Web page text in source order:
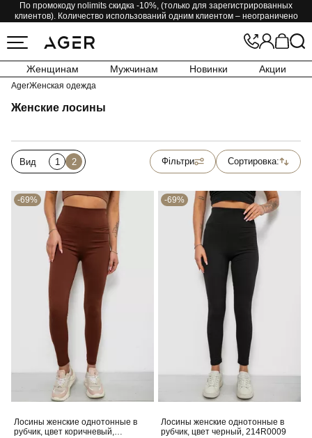
По промокоду nolimits скидка -10%, (только для зарегистрированных
клиентов). Количество использований одним клиентом – неограничено
Женщинам Мужчинам Новинки Акции
AgerЖенская одежда
Женские лосины
Вид 1 2 Фільтри Сортировка:
-69%
Лосины женские однотонные в
рубчик, цвет коричневый,
-69%
Лосины женские однотонные в
рубчик, цвет черный, 214R0009